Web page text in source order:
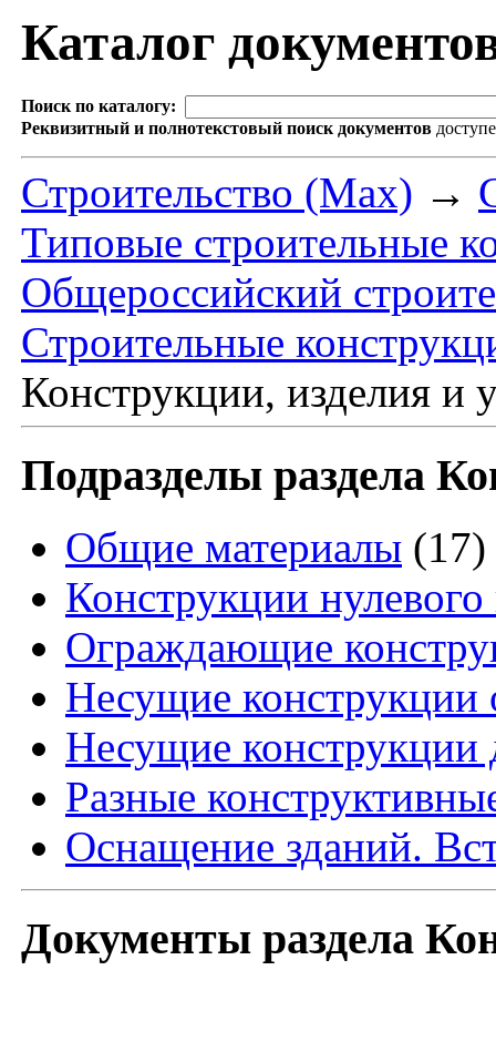
Каталог
Поиск по каталогу:
Реквизитный и полнотекстовый поиск документов
Строительство (Max) →
Типовые строительные
Общероссийский
Строительные
Конструкции, изделия и
Подразделы раздела
Общие материалы (17)
Конструкции нулевого
Ограждающие
Несущие конструкции
Несущие
Разные
Оснащение зданий.
Документы раздела